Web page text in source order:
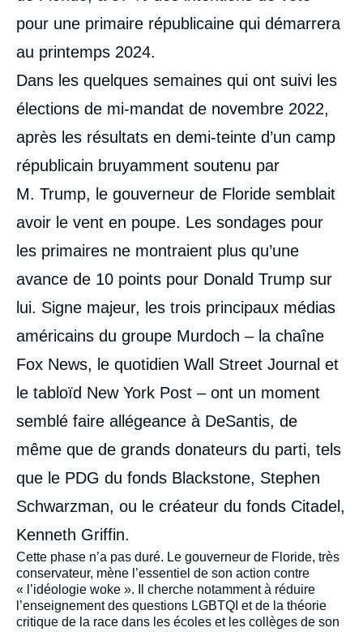
pour une primaire républicaine qui démarrera
au printemps 2024.
Dans les quelques semaines qui ont suivi les
élections de mi-mandat de novembre 2022,
après les résultats en demi-teinte d’un camp
républicain bruyamment soutenu par
M. Trump, le gouverneur de Floride semblait
avoir le vent en poupe. Les sondages pour
les primaires ne montraient plus qu’une
avance de 10 points pour Donald Trump sur
lui. Signe majeur, les trois principaux médias
américains du groupe Murdoch – la chaîne
Fox News, le quotidien Wall Street Journal et
le tabloïd New York Post – ont un moment
semblé faire allégeance à DeSantis, de
même que de grands donateurs du parti, tels
que le PDG du fonds Blackstone, Stephen
Schwarzman, ou le créateur du fonds Citadel,
Kenneth Griffin.
Cette phase n’a pas duré. Le gouverneur de Floride, très
conservateur, mène l’essentiel de son action contre
« l’idéologie woke ». Il cherche notamment à réduire
l’enseignement des questions LGBTQI et de la théorie
critique de la race dans les écoles et les collèges de son